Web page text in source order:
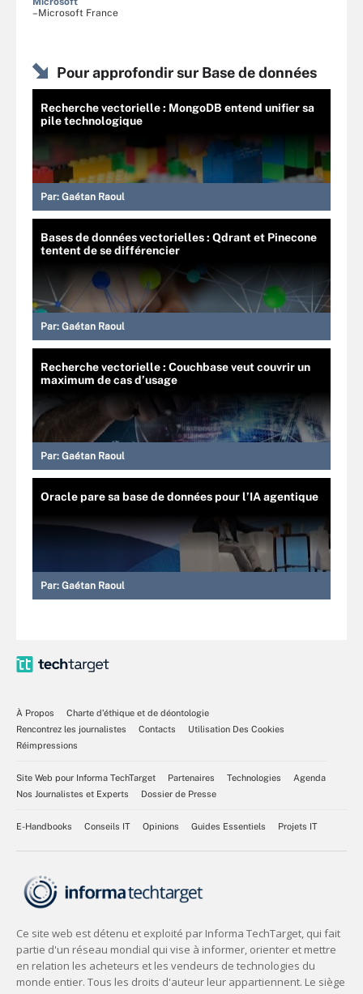
–Microsoft France
Pour approfondir sur Base de données
Recherche vectorielle : MongoDB entend unifier sa
pile technologique
Par: Gaétan Raoul
Bases de données vectorielles : Qdrant et Pinecone
tentent de se différencier
Par: Gaétan Raoul
Recherche vectorielle : Couchbase veut couvrir un
maximum de cas d’usage
Par: Gaétan Raoul
Oracle pare sa base de données pour l’IA agentique
Par: Gaétan Raoul
À Propos
Charte d’éthique et de déontologie
Rencontrez les journalistes
Contacts
Utilisation Des Cookies
Réimpressions
Site Web pour Informa TechTarget Partenaires Technologies
Agenda
Nos Journalistes et Experts
Dossier de Presse
E-Handbooks Conseils IT Opinions Guides Essentiels Projets IT